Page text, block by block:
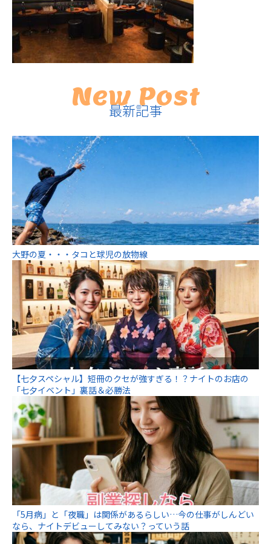
New Post
最新記事
大野の夏・・・タコと球児の放物線
【七夕スペシャル】短冊のクセが強すぎる！？ナイトのお店の
「七夕イベント」裏話＆必勝法
「5月病」と「夜職」は関係があるらしい…今の仕事がしんどい
なら、ナイトデビューしてみない？っていう話